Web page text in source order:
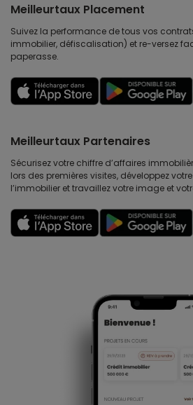
Meilleurtaux Placement
Suivez la performance de tous vos
immobilier, défiscalisation) et re-versez
paperasse.
Meilleurtaux Partenaires
Sécurisez votre chiffre d’affaires
lors des premières visites, développez
l’immobilier et travaillez votre image et